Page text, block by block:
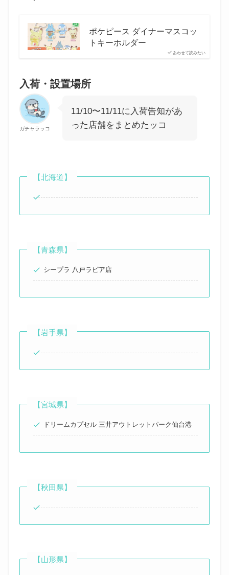
あわせて読みたい
ポケピース ダイナーマスコッ
トキーホルダー
入荷・設置場所
ガチャラッコ
11/10〜11/11に入荷告知があ
った店舗をまとめたッコ
【北海道】
【青森県】
シープラ 八戸ラピア店
【岩手県】
【宮城県】
ドリームカプセル 三井アウトレットパーク仙台港
【秋田県】
【山形県】